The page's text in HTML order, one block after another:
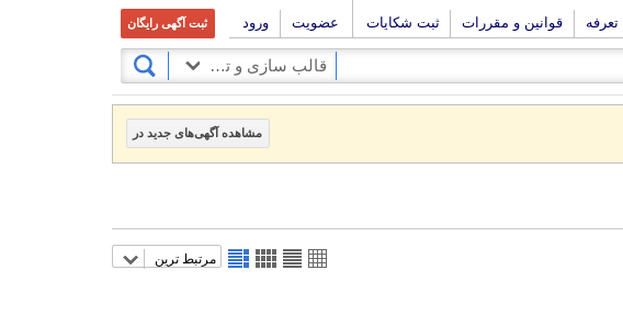
تعرفه قوانین و مقررات ثبت شکایات عضویت ورود ثبت آگهی رایگان
قالب سازی و تراشکاری
مشاهده آگهی‌های جدید در
مرتبط ترین